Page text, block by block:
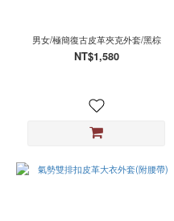
男女/極簡復古皮革夾克外套/黑棕
NT$1,580